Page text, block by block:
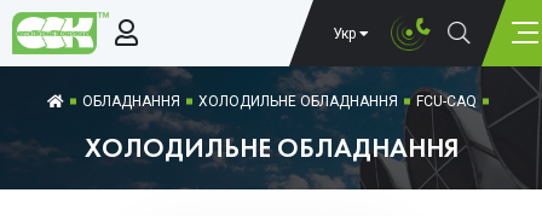
Укр
ОБЛАДНАННЯ ХОЛОДИЛЬНЕ ОБЛАДНАННЯ FCU-CAQ
ХОЛОДИЛЬНЕ ОБЛАДНАННЯ